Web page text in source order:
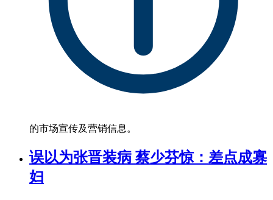
的市场宣传及营销信息。
误以为张晋装病 蔡少芬惊：差点成寡
妇